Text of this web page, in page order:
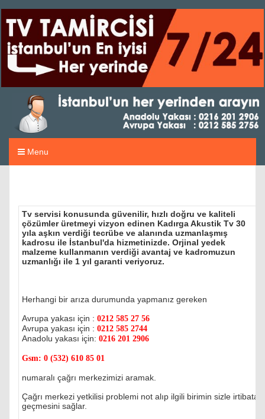
Menu
Tv servisi konusunda güvenilir, hızlı doğru ve kaliteli
çözümler üretmeyi vizyon edinen Kadırga Akustik Tv 30
yıla aşkın verdiği tecrübe ve alanında uzmanlaşmış
kadrosu ile İstanbul'da hizmetinizde. Orjinal yedek
malzeme kullanmanın verdiği avantaj ve kadromuzun
uzmanlığı ile 1 yıl garanti veriyoruz.
Herhangi bir arıza durumunda yapmanız gereken
Avrupa yakası için : 0212 585 27 56
Avrupa yakası için : 0212 585 2744
Anadolu yakası için: 0216 201 2906
Gsm: 0 (532) 610 85 01
numaralı çağrı merkezimizi aramak.
Çağrı merkezi yetkilisi problemi not alıp ilgili birimin sizle irtibata
geçmesini sağlar.